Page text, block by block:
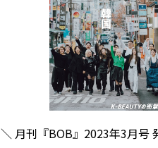
＼ 月刊『BOB』2023年3月号